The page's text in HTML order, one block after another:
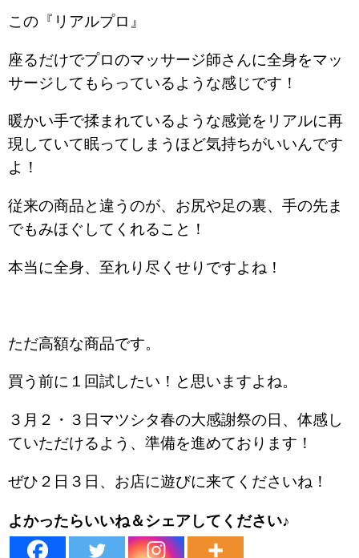
この『リアルプロ』
座るだけでプロのマッサージ師さんに全身をマッ
サージしてもらっているような感じです！
暖かい手で揉まれているような感覚をリアルに再
現していて眠ってしまうほど気持ちがいいんです
よ！
従来の商品と違うのが、お尻や足の裏、手の先ま
でもみほぐしてくれること！
本当に全身、至れり尽くせりですよね！
ただ高額な商品です。
買う前に１回試したい！と思いますよね。
３月２・３日マツシタ春の大感謝祭の日、体感し
ていただけるよう、準備を進めております！
ぜひ２日３日、お店に遊びに来てくださいね！
よかったらいいね＆シェアしてください♪